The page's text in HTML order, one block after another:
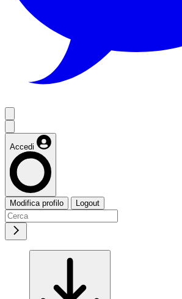
Accedi
Modifica profilo Logout